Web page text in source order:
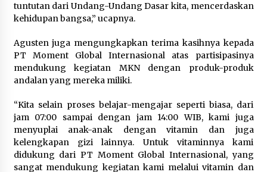
tuntutan dari Undang-Undang Dasar kita, mencerdaskan
kehidupan bangsa,” ucapnya.
Agusten juga mengungkapkan terima kasihnya kepada
PT Moment Global Internasional atas partisipasinya
mendukung kegiatan MKN dengan produk-produk
andalan yang mereka miliki.
“Kita selain proses belajar-mengajar seperti biasa, dari
jam 07:00 sampai dengan jam 14:00 WIB, kami juga
menyuplai anak-anak dengan vitamin dan juga
kelengkapan gizi lainnya. Untuk vitaminnya kami
didukung dari PT Moment Global Internasional, yang
sangat mendukung kegiatan kami melalui vitamin dan